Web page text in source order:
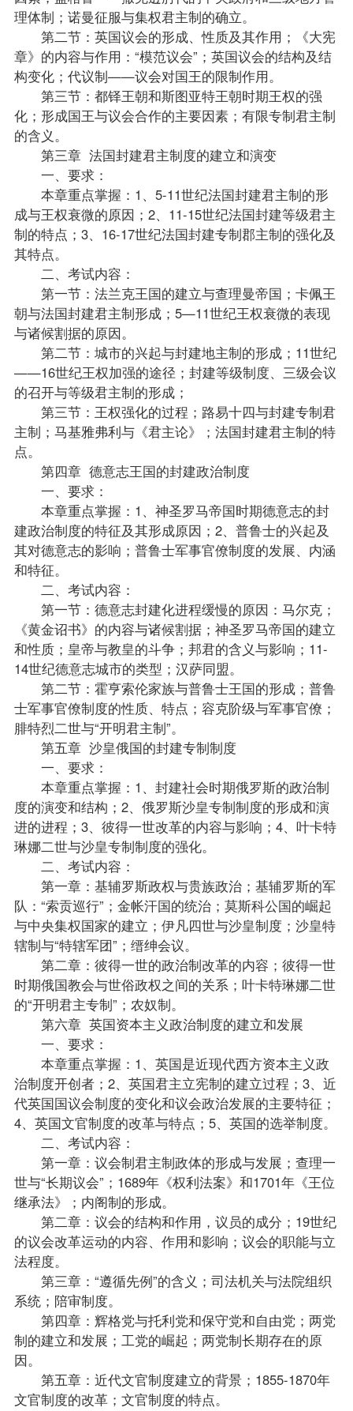
理体制；诺曼征服与集权君主制的确立。
第二节：英国议会的形成、性质及其作用；《大宪
章》的内容与作用：“模范议会”；英国议会的结构及结
构变化；代议制——议会对国王的限制作用。
第三节：都铎王朝和斯图亚特王朝时期王权的强
化；形成国王与议会合作的主要因素；有限专制君主制
的含义。
第三章 法国封建君主制度的建立和演变
一、要求：
本章重点掌握：1、5-11世纪法国封建君主制的形
成与王权衰微的原因；2、11-15世纪法国封建等级君主
制的特点；3、16-17世纪法国封建专制郡主制的强化及
其特点。
二、考试内容：
第一节：法兰克王国的建立与查理曼帝国；卡佩王
朝与法国封建君主制形成；5—11世纪王权衰微的表现
与诸候割据的原因。
第二节：城市的兴起与封建地主制的形成；11世纪
——16世纪王权加强的途径；封建等级制度、三级会议
的召开与等级君主制的形成；
第三节：王权强化的过程；路易十四与封建专制君
主制；马基雅弗利与《君主论》；法国封建君主制的特
点。
第四章 德意志王国的封建政治制度
一、要求：
本章重点掌握：1、神圣罗马帝国时期德意志的封
建政治制度的特征及其形成原因；2、普鲁士的兴起及
其对德意志的影响；普鲁士军事官僚制度的发展、内涵
和特征。
二、考试内容：
第一节：德意志封建化进程缓慢的原因：马尔克；
《黄金诏书》的内容与诸候割据；神圣罗马帝国的建立
和性质；皇帝与教皇的斗争；邦君的含义与影响；11-
14世纪德意志城市的类型；汉萨同盟。
第二节：霍亨索伦家族与普鲁士王国的形成；普鲁
士军事官僚制度的性质、特点；容克阶级与军事官僚；
腓特烈二世与“开明君主制”。
第五章 沙皇俄国的封建专制制度
一、要求：
本章重点掌握：1、封建社会时期俄罗斯的政治制
度的演变和结构；2、俄罗斯沙皇专制制度的形成和演
进的进程；3、彼得一世改革的内容与影响；4、叶卡特
琳娜二世与沙皇专制制度的强化。
二、考试内容：
第一章：基辅罗斯政权与贵族政治；基辅罗斯的军
队：“索贡巡行”；金帐汗国的统治；莫斯科公国的崛起
与中央集权国家的建立；伊凡四世与沙皇制度；沙皇特
辖制与“特辖军团”；缙绅会议。
第二章：彼得一世的政治制改革的内容；彼得一世
时期俄国教会与世俗政权之间的关系；叶卡特琳娜二世
的“开明君主专制”；农奴制。
第六章 英国资本主义政治制度的建立和发展
一、要求：
本章重点掌握：1、英国是近现代西方资本主义政
治制度开创者；2、英国君主立宪制的建立过程；3、近
代英国国议会制度的变化和议会政治发展的主要特征；
4、英国文官制度的改革与特点；5、英国的选举制度。
二、考试内容：
第一章：议会制君主制政体的形成与发展；查理一
世与“长期议会”；1689年《权利法案》和1701年《王位
继承法》；内阁制的形成。
第二章：议会的结构和作用，议员的成分；19世纪
的议会改革运动的内容、作用和影响；议会的职能与立
法程度。
第三章：“遵循先例”的含义；司法机关与法院组织
系统；陪审制度。
第四章：辉格党与托利党和保守党和自由党；两党
制的建立和发展；工党的崛起；两党制长期存在的原
因。
第五章：近代文官制度建立的背景；1855-1870年
文官制度的改革；文官制度的特点。